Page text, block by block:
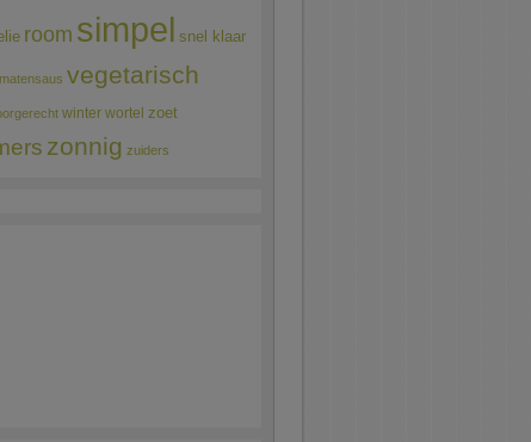
room simpel snel klaar
vegetarisch
winter wortel zoet
zonnig zuiders